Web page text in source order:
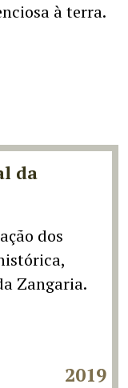
à terra.
da
dos
Zangaria.
2019